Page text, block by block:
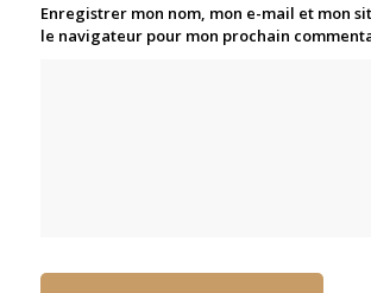
Enregistrer mon nom, mon e-mail et mon
le navigateur pour mon prochain